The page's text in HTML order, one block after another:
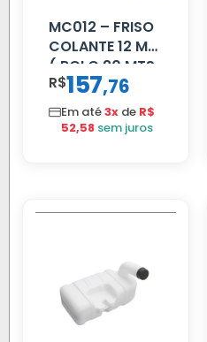
MC012 – FRISO
COLANTE 12 MM
( ROLO 20 MTS
)
R$157,76
Em até3x de R$
52,58 sem juros